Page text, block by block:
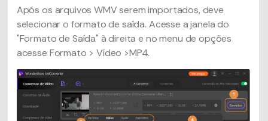
Após os arquivos WMV serem importados, deve
selecionar o formato de saída. Acesse a janela do
"Formato de Saída" à direita e no menu de opções
acesse Formato > Vídeo >MP4.